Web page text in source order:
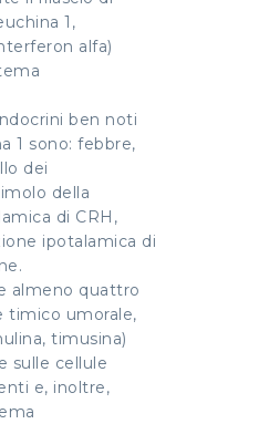
1,
alfa)
ben noti
1 sono: febbre,
dei
della
di CRH,
ipotalamica di
almeno quattro
timico umorale,
timusina)
sulle cellule
e, inoltre,